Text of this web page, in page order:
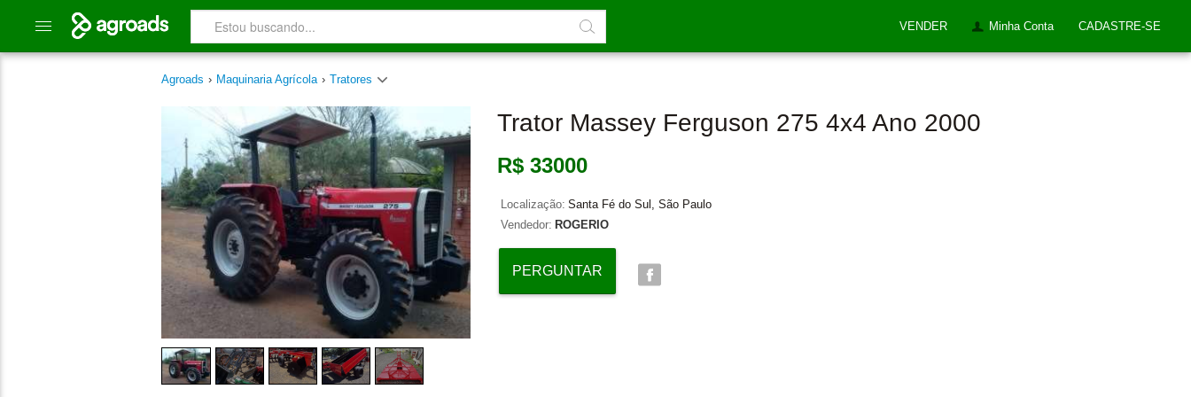
VENDER Minha Conta CADASTRE-SE
Agroads › Maquinaria Agrícola › Tratores
Trator Massey Ferguson 275 4x4 Ano 2000
R$ 33000
Localização: Santa Fé do Sul, São Paulo
Vendedor: ROGERIO
PERGUNTAR